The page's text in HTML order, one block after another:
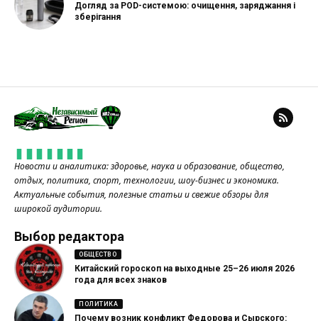
Догляд за POD-системою: очищення, заряджання і
зберігання
Новости и аналитика: здоровье, наука и образование, общество,
отдых, политика, спорт, технологии, шоу-бизнес и экономика.
Актуальные события, полезные статьи и свежие обзоры для
широкой аудитории.
Выбор редактора
ОБЩЕСТВО
Китайский гороскоп на выходные 25–26 июля 2026
года для всех знаков
ПОЛИТИКА
Почему возник конфликт Федорова и Сырского: